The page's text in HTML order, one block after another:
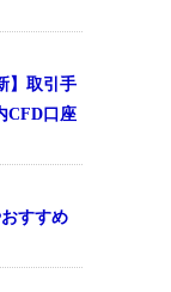
】取引手
CFD口座
すすめ